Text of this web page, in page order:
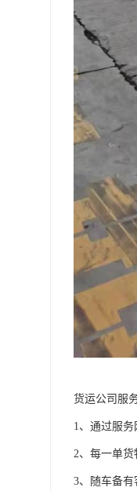
货运公司服
1、通过服
2、每一单
3、随车备